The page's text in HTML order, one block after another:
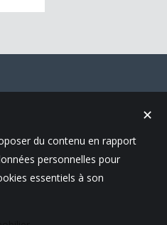
✕
du contenu en rapport
personnelles pour
essentiels à son